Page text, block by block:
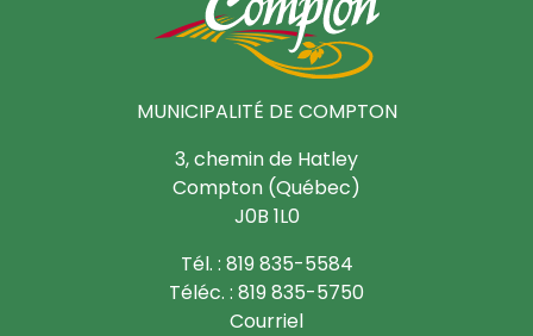
MUNICIPALITÉ DE COMPTON
3, chemin de Hatley
Compton (Québec)
J0B 1L0
Tél. : 819 835-5584
Téléc. : 819 835-5750
Courriel